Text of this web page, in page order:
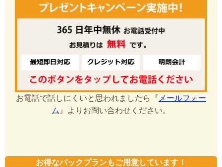
お電話で話しにくいと思われましたら『 メールフォー
ム 』よりお問い合わせください。
お得なパックプランもご用意しています！